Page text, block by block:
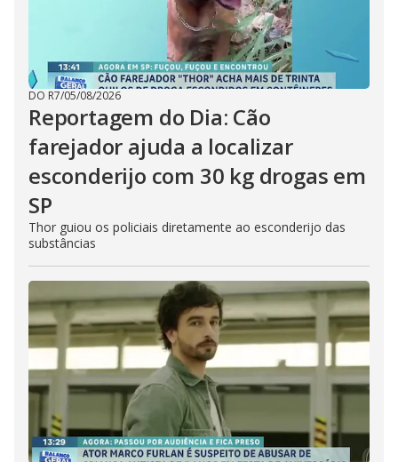
DO R7/05/08/2026
Reportagem do Dia: Cão
farejador ajuda a localizar
esconderijo com 30 kg drogas em
SP
Thor guiou os policiais diretamente ao esconderijo das
substâncias